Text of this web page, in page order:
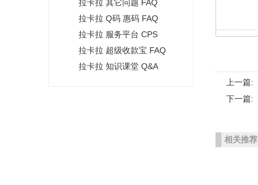
拉卡拉 其它问题 FAQ
拉卡拉 Q码 惠码 FAQ
拉卡拉 服务平台 CPS
拉卡拉 超级收款宝 FAQ
拉卡拉 知识课堂 Q&A
上一篇:
下一篇:
相关推荐